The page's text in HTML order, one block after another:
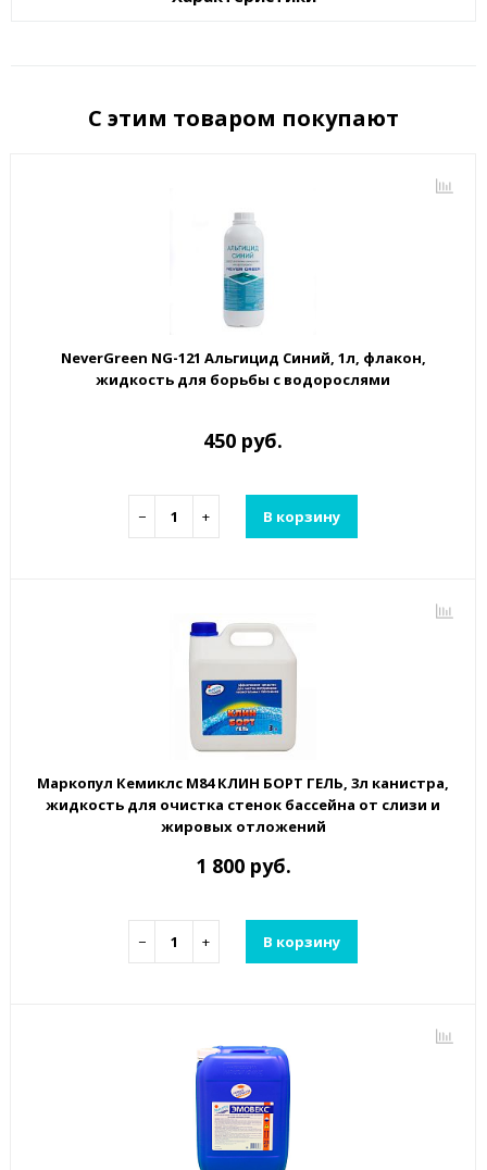
С этим товаром покупают
NeverGreen NG-121 Альгицид Синий, 1л, флакон,
жидкость для борьбы с водорослями
450 руб.
− + В корзину
Маркопул Кемиклс М84 КЛИН БОРТ ГЕЛЬ, 3л канистра,
жидкость для очистка стенок бассейна от слизи и
жировых отложений
1 800 руб.
− + В корзину